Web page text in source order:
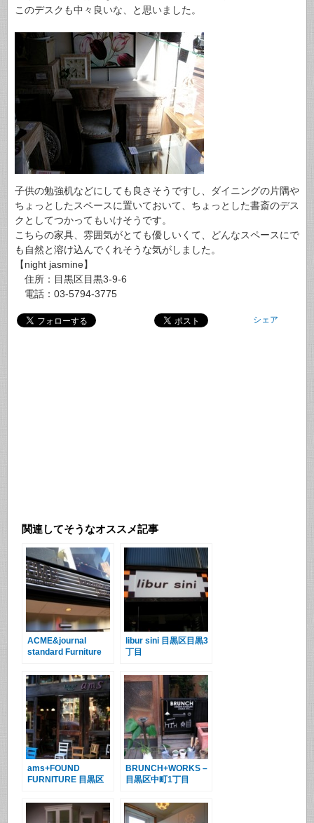
このデスクも中々良いな、と思いました。
子供の勉強机などにしても良さそうですし、ダイニングの片隅や
ちょっとしたスペースに置いておいて、ちょっとした書斎のデス
クとしてつかってもいけそうです。
こちらの家具、雰囲気がとても優しいくて、どんなスペースにで
も自然と溶け込んでくれそうな気がしました。
【night jasmine】
住所：目黒区目黒3-9-6
電話：03-5794-3775
シェア
関連してそうなオススメ記事
ACME&journal
standard Furniture
libur sini 目黒区目黒3
丁目
ams+FOUND
FURNITURE 目黒区
BRUNCH+WORKS –
目黒区中町1丁目